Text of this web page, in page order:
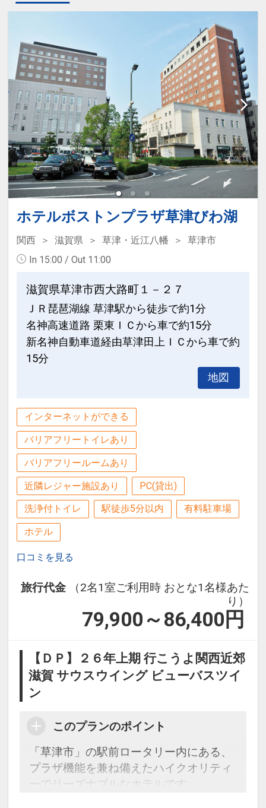
ホテルボストンプラザ草津びわ湖
関西 滋賀県 草津・近江八幡
草津市
In 15:00 / Out 11:00
滋賀県草津市西大路町１－２７
ＪＲ琵琶湖線 草津駅から徒歩で約1分
名神高速道路 栗東ＩＣから車で約15分
新名神自動車道経由草津田上ＩＣから車で約
15分
地図
インターネットができる
バリアフリートイレあり
バリアフリールームあり
近隣レジャー施設あり PC(貸出)
洗浄付トイレ 駅徒歩5分以内 有料駐車場
ホテル
口コミを見る
旅行代金
（2名1室ご利用時 おとな1名様あた
り）
79,900～86,400 円
【ＤＰ】２６年上期 行こうよ関西近郊
滋賀 サウスウイング ビューバスツイ
ン
このプランのポイント
「草津市」の駅前ロータリー内にある、
プラザ機能を兼ね備えたハイクオリティ
ーでリーズナブルなホテルです。